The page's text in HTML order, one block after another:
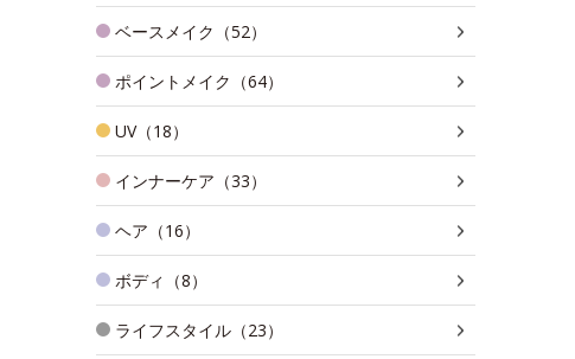
ベースメイク（52）
ポイントメイク（64）
UV（18）
インナーケア（33）
ヘア（16）
ボディ（8）
ライフスタイル（23）